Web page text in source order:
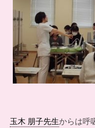
玉木 朋子先生からは呼